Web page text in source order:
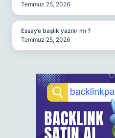
Temmuz 25, 2026
Essay’e başlık yazılır mı ?
Temmuz 25, 2026